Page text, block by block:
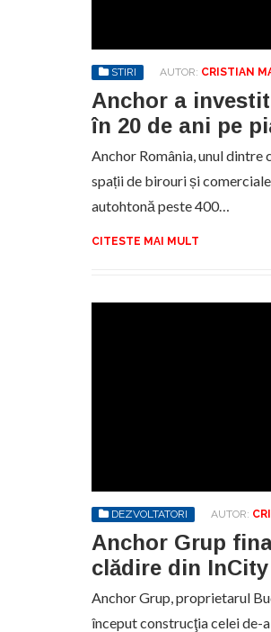
STIRI AUTOR: CRISTIAN
Anchor a
în 20 de ani pe
Anchor România, unul
spații de birouri și
autohtonă peste 400…
CITESTE MAI MULT
DEZVOLTATORI AUTOR:
Anchor Grup
clădire din InCity
Anchor Grup, proprietarul
început construcţia celei de-